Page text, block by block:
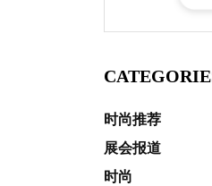
时尚推荐
展会报道
时尚